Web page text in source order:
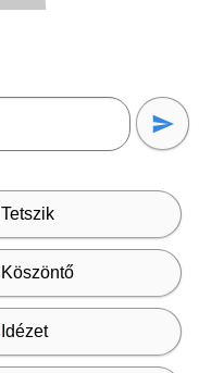
Tetszik
Köszöntő
Idézet